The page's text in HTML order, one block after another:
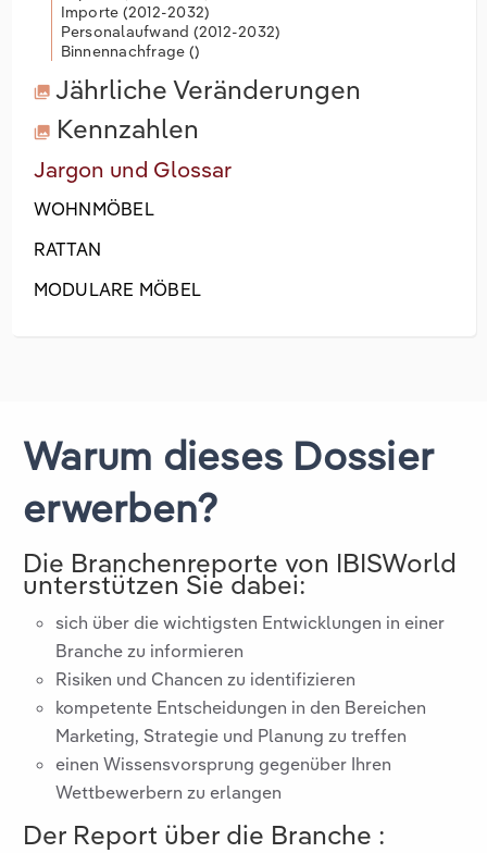
Importe (2012-2032)
Personalaufwand (2012-2032)
Binnennachfrage ()
Jährliche Veränderungen
Kennzahlen
Jargon und Glossar
WOHNMÖBEL
RATTAN
MODULARE MÖBEL
Warum dieses Dossier
erwerben?
Die Branchenreporte von IBISWorld
unterstützen Sie dabei:
sich über die wichtigsten Entwicklungen in einer
Branche zu informieren
Risiken und Chancen zu identifizieren
kompetente Entscheidungen in den Bereichen
Marketing, Strategie und Planung zu treffen
einen Wissensvorsprung gegenüber Ihren
Wettbewerbern zu erlangen
Der Report über die Branche :